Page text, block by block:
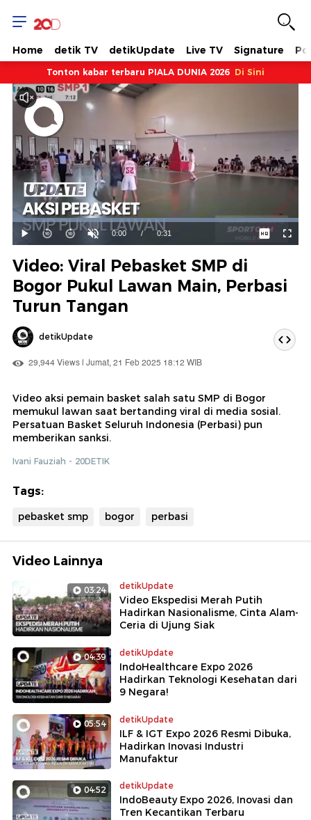
Home detik TV detikUpdate Live TV Signature
Tonton kabar terbaru PIALA DUNIA 2026 Di Sini
Mainkan
Suara
Hidup
Waktu
ini
0:00 / Durasi
0:31
Dimuat:
100.00%
Video: Viral Pebasket SMP di
Bogor Pukul Lawan Main, Perbasi
Turun Tangan
detikUpdate
29,944 Views | Jumat, 21 Feb 2025 18:12 WIB
Video aksi pemain basket salah satu SMP di Bogor
memukul lawan saat bertanding viral di media sosial.
Persatuan Basket Seluruh Indonesia (Perbasi) pun
memberikan sanksi.
Ivani Fauziah - 20DETIK
Tags:
pebasket smp bogor perbasi
Video Lainnya
03:24 detikUpdate
Video Ekspedisi Merah Putih
Hadirkan Nasionalisme, Cinta Alam-
Ceria di Ujung Siak
04:39 detikUpdate
IndoHealthcare Expo 2026
Hadirkan Teknologi Kesehatan dari
9 Negara!
05:54 detikUpdate
ILF & IGT Expo 2026 Resmi Dibuka,
Hadirkan Inovasi Industri
Manufaktur
04:52 detikUpdate
IndoBeauty Expo 2026, Inovasi dan
Tren Kecantikan Terbaru